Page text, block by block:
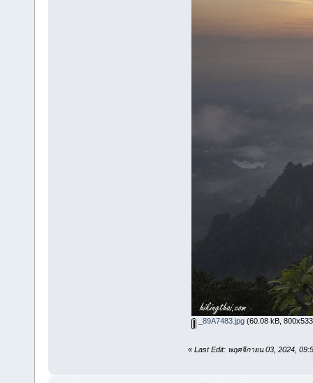
_89A7483.jpg(60.08 kB,
« Last Edit: พฤศจิกายน 03, 2024,